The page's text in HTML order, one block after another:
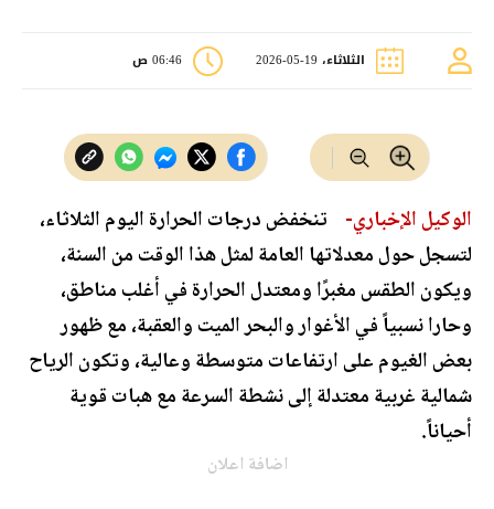
الثلاثاء، 19-05-2026 06:46 ص
الوكيل الإخباري- تنخفض درجات الحرارة اليوم الثلاثاء،
لتسجل حول معدلاتها العامة لمثل هذا الوقت من السنة،
ويكون الطقس مغبرًا ومعتدل الحرارة في أغلب مناطق،
وحارا نسبياً في الأغوار والبحر الميت والعقبة، مع ظهور
بعض الغيوم على ارتفاعات متوسطة وعالية، وتكون الرياح
شمالية غربية معتدلة إلى نشطة السرعة مع هبات قوية
أحياناً.
اضافة اعلان